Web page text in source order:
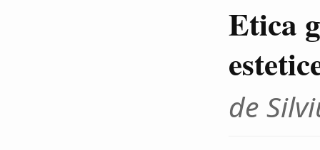
Etica
de